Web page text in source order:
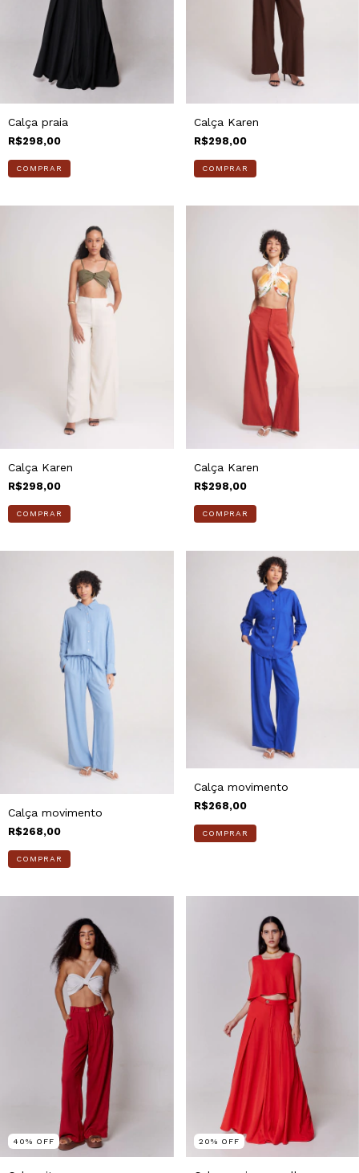
Calça praia
R$298,00
COMPRAR
Calça Karen
R$298,00
COMPRAR
Calça Karen
R$298,00
COMPRAR
Calça Karen
R$298,00
COMPRAR
Calça movimento
R$268,00
COMPRAR
Calça movimento
R$268,00
COMPRAR
40% OFF 20% OFF